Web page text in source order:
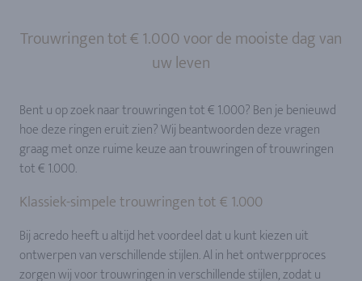
Trouwringen tot € 1.000 voor de mooiste dag van
uw leven
Bent u op zoek naar trouwringen tot € 1.000? Ben je benieuwd
hoe deze ringen eruit zien? Wij beantwoorden deze vragen
graag met onze ruime keuze aan trouwringen of trouwringen
tot € 1.000.
Klassiek-simpele trouwringen tot € 1.000
Bij acredo heeft u altijd het voordeel dat u kunt kiezen uit
ontwerpen van verschillende stijlen. Al in het ontwerpproces
zorgen wij voor trouwringen in verschillende stijlen, zodat u